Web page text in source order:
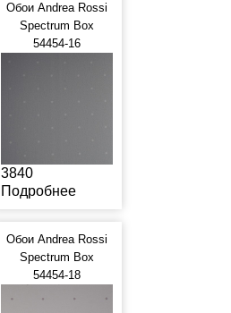
Обои Andrea Rossi
Spectrum Box
54454-16
3840
Подробнее
Обои Andrea Rossi
Spectrum Box
54454-18